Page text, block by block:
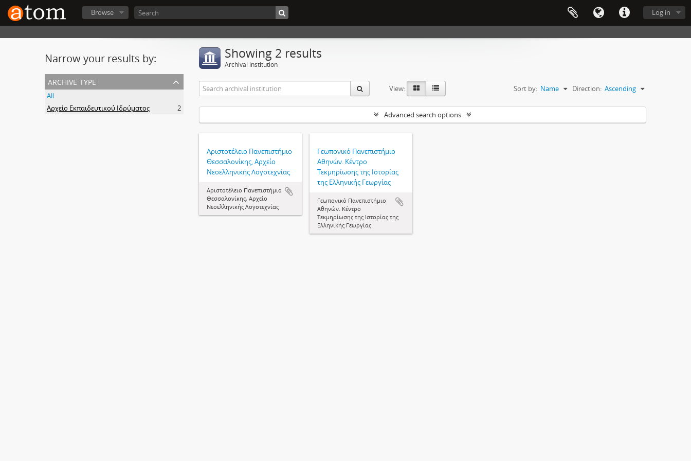
Log in
Browse
Narrow your results by:
archive type
All
Αρχείο Εκπαιδευτικού Ιδρύματος
2
Showing 2 results
Archival institution
View: Sort by: Name Direction: Ascending
Advanced search options
Αριστοτέλειο Πανεπιστήμιο
Θεσσαλονίκης, Αρχείο
Νεοελληνικής Λογοτεχνίας
Αριστοτέλειο Πανεπιστήμιο
Θεσσαλονίκης, Αρχείο
Νεοελληνικής Λογοτεχνίας
Γεωπονικό Πανεπιστήμιο
Αθηνών. Κέντρο
Τεκμηρίωσης της Ιστορίας
της Ελληνικής Γεωργίας
Γεωπονικό Πανεπιστήμιο
Αθηνών. Κέντρο
Τεκμηρίωσης της Ιστορίας της
Ελληνικής Γεωργίας